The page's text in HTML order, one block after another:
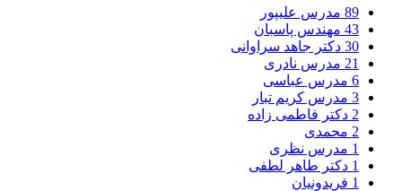
89 مدرس علیپور
43 مهندس پاسبان
30 دکتر جاهد سراوانی
21 مدرس نادری
6 مدرس عباسی
3 مدرس کریم تبار
2 دکتر فاطمی زاده
2 محمدی
1 مدرس نظری
1 دکتر طاهر لطفی
1 فریدونیان